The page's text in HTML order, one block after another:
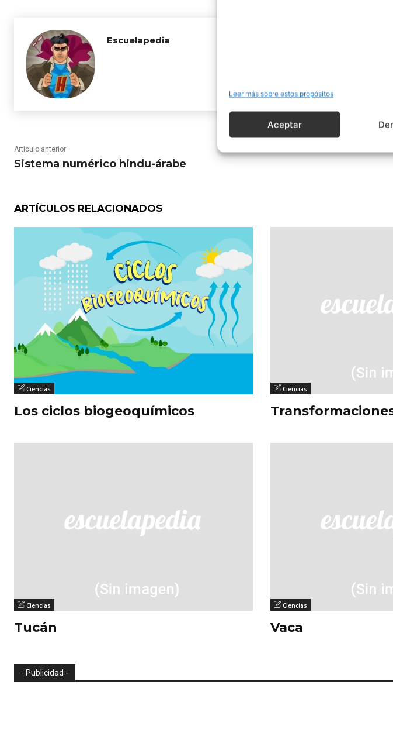
Leer más sobre estos propósitos
Aceptar
Escuelapedia
Artículo anterior
Sistema numérico hindu-árabe
ARTÍCULOS RELACIONADOS
Ciencias
Los ciclos biogeoquímicos
Ciencias
Ciencias
Tucán
Ciencias
Vaca
- Publicidad -